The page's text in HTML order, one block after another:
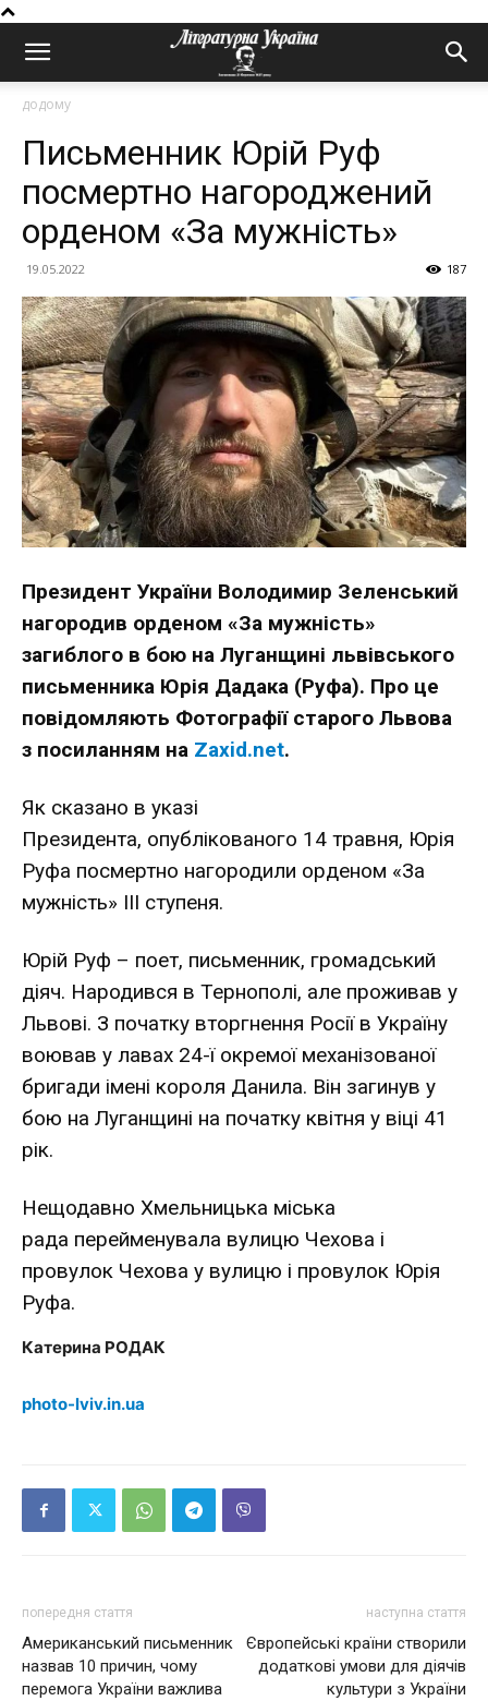
додому
Письменник Юрій Руф
посмертно нагороджений
орденом «За мужність»
19.05.2022 187
Президент України Володимир Зеленський
нагородив орденом «За мужність»
загиблого в бою на Луганщині львівського
письменника Юрія Дадака (Руфа). Про це
повідомляють Фотографії старого Львова
з посиланням на Zaxid.net.
Як сказано в указі
Президента, опублікованого 14 травня, Юрія
Руфа посмертно нагородили орденом «За
мужність» ІІІ ступеня.
Юрій Руф – поет, письменник, громадський
діяч. Народився в Тернополі, але проживав у
Львові. З початку вторгнення Росії в Україну
воював у лавах 24-ї окремої механізованої
бригади імені короля Данила. Він загинув у
бою на Луганщині на початку квітня у віці 41
рік.
Нещодавно Хмельницька міська
рада перейменувала вулицю Чехова і
провулок Чехова у вулицю і провулок Юрія
Руфа.
Катерина РОДАК
photo-lviv.in.ua
попередня стаття
Американський письменник
назвав 10 причин, чому
перемога України важлива
наступна стаття
Європейські країни створили
додаткові умови для діячів
культури з України